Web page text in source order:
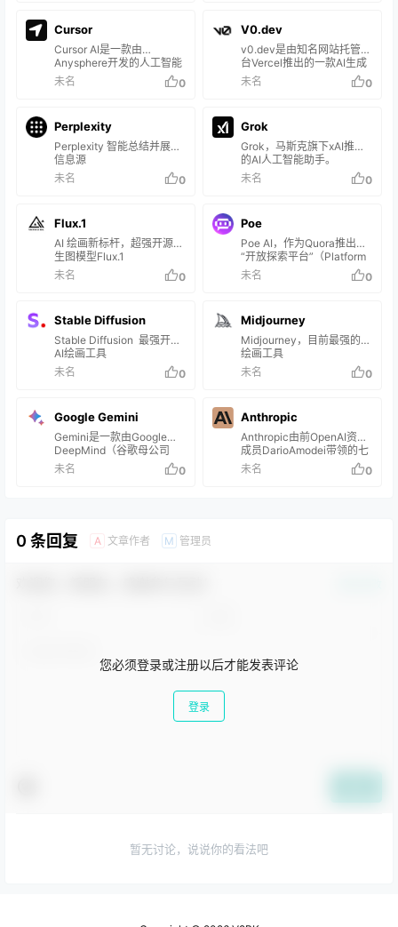
型、图像编辑、超分辨率等
多个领域。用户可以通过
Replicate 平台来探索这些
优秀的项目，并应用于自己
的工作和研究中。
Cursor
Cursor AI‌是一款由
Anysphere开发的人工智能
编程工具，主要用于帮助程
序员编写代码。
未名 0
V0.dev
v0.dev是由知名网站托管平
台Vercel推出的一款AI生成
式UI工具,可以通过简单的文
本提示生成用户界面(UI)组
未名 0
Perplexity
Perplexity 智能总结并展示
信息源
未名
0
Grok
Grok，马斯克旗下xAI推出
的AI人工智能助手。
未名
0
Flux.1
AI 绘画新标杆，超强开源文
生图模型Flux.1
未名
0
Poe
Poe AI，作为Quora推出的
“开放探索平台”（Platform
for Open Exploration），
汇集了多个顶尖的AI模型，
Google的PaLM等
未名 0
Stable Diffusion
Stable Diffusion 最强开源
AI绘画工具
未名
0
Midjourney
Midjourney，目前最强的AI
绘画工具
未名
0
Google Gemini
Gemini是一款由Google
DeepMind（谷歌母公司
Alphabet下设立的人工智能
实验室）于2023年12月6日
还可以理解并生成主流编程
语言（如Python、Java、
未名 0
Anthropic
Anthropic由前OpenAI资深
成员DarioAmodei带领的七
人精英团队共同创办，成立
于2021年，总部位于旧金
未名 0
0 条回复 A 文章作者 M 管理员
您必须登录或注册以后才能发表评论
登录
暂无讨论，说说你的看法吧